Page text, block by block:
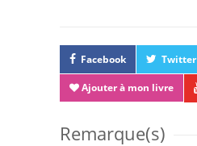
Facebook Twitter
Ajouter à mon livre
Remarque(s)